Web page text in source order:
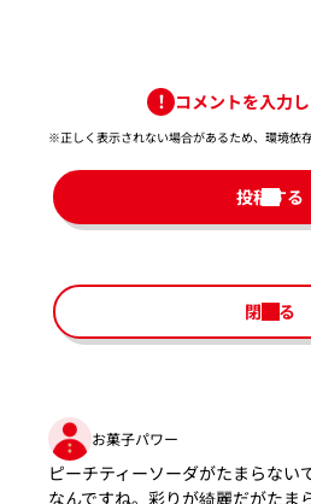
コメントを入力
※正しく表示されない場合があるため、環境依
投稿する
閉じる
お菓子パワー
ピーチティーソーダがたまらない
なんですね。彩りが綺麗だがたま